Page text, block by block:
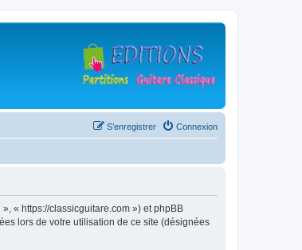
Connexion
S’enregistrer
« https://classicguitare.com ») et phpBB
lors de votre utilisation de ce site (désignées